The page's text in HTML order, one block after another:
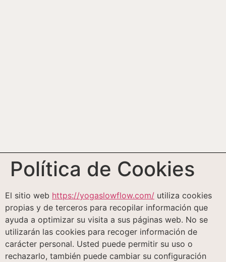
Política de Cookies
El sitio web https://yogaslowflow.com/ utiliza cookies
propias y de terceros para recopilar información que
ayuda a optimizar su visita a sus páginas web. No se
utilizarán las cookies para recoger información de
carácter personal. Usted puede permitir su uso o
rechazarlo, también puede cambiar su configuración